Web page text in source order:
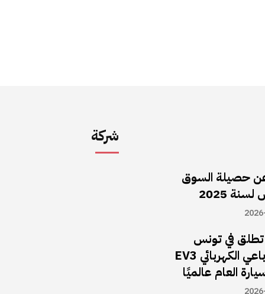
شركة
حصيلة السوق
2025
تطلق في تونس
سيارة الـدفع الرباعي الكهربائي EV3
العام عالميًا